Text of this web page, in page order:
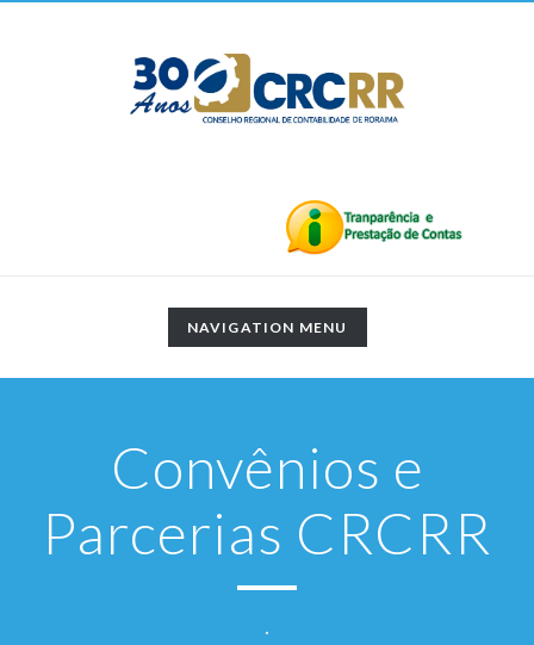
TOGGLE
NAVIGATION
NAVIGATION MENU
Convênios e
Parcerias CRCRR
.